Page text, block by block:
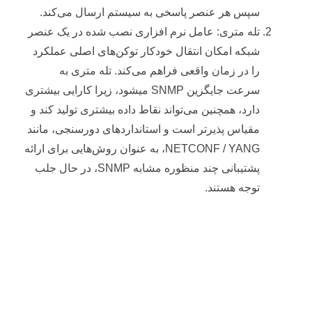
سپس هر عنصر پاسخی به سیستم ارسال می‌کند.
تله متری: عامل نرم افزاری نصب شده در یک عنصر
شبکه امکان انتقال خودکار توکن‌های اصلی عملکرد
را در زمان واقعی فراهم می‌کند. تله متری به
سرعت جایگزین SNMP میشود، زیرا کارایی بیشتری
دارد، همچنین می‌تواند نقاط داده بیشتری تولید کند و
مقیاس پذیرتر است و استانداردهای دورسنجی، مانند
NETCONF / YANG، به عنوان روش‌هایی برای ارائه
پشتیبانی چند منظوره مشابه SNMP، در حال جلب
توجه هستند.